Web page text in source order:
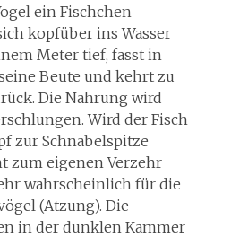
ein Fischchen
kopfüber ins Wasser
Meter tief, fasst in
Beute und kehrt zu
Die Nahrung wird
Wird der Fisch
zur Schnabelspitze
zum eigenen Verzehr
wahrscheinlich für die
(Atzung). Die
in der dunklen Kammer